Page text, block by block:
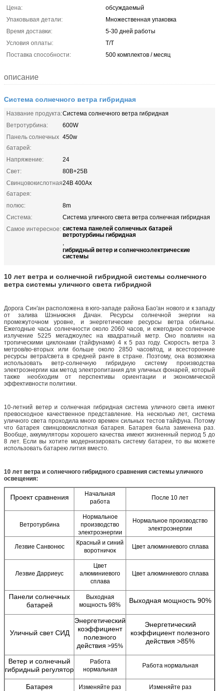
Цена:
обсуждаемый
Упаковывая детали:
Множественная упаковка
Время доставки:
5-30 дней работы
Условия оплаты:
T/T
Поставка способности:
500 комплектов / месяц
описание
Система солнечного ветра гибридная
Название продукта:Система солнечного ветра гибридная
Ветротурбина:
600W
Панель солнечных
батарей:
450w
Напряжение:
24
Свет:
80В+25В
Свинцовокислотная
батарея:
24В 400Ах
полюс:
8m
Система:
Система уличного света ветра солнечная гибридная
Самое интересное: система панелей солнечных батарей
ветротурбины гибридная
,
гибридный ветер и солнечноэлектрические
системы
10 лет ветра и солнечной гибридной системы солнечного
ветра системы уличного света гибридной
Дорога Син'ан расположена в юго-западе района Бао'ан нового и к западу
от залива Шэньчжэня Дачан. Ресурсы солнечной энергии на
промежуточном уровне, и энергетические ресурсы ветра обильны.
Ежегодные часы солнечности около 2060 часов, и ежегодное солнечное
излучение 5225 мегаджоулес на квадратный метр. Оно повлиян на
тропическими циклонами (тайфунами) 4 к 5 раз году. Скорость ветра 3
метров/во-вторых или больше около 2850 часов/год, и всесторонние
ресурсы ветра/света в средней ранге в стране. Поэтому, она возможна
использовать ветр-солнечную гибридную систему производства
электроэнергии как метод электропитания для уличных фонарей, который
также необходим от перспективы ориентации и экономической
эффективности политики.
10-летний ветер и солнечная гибридная система уличного света имеют
превосходное качественное представление. На несколько лет, система
уличного света проходила много времен сильных тестов тайфуна. Потому
что батарея свинцовокислотная батарея. Батарея была заменена раз.
Вообще, аккумуляторы хорошего качества имеют жизненный период 5 до
8 лет. Если вы хотите модернизировать систему батареи, то вы можете
использовать батарею лития вместо.
10 лет ветра и солнечного гибридного сравнения системы уличного
освещения:
Проект сравнения
Начальная
работа
После 10 лет
Ветротурбина
Нормальное
производство
электроэнергии
Нормальное производство
электроэнергии
Лезвие Санвонюс
Красный и синий
воротничок
Цвет алюминиевого сплава
Лезвие Дарриеус
Цвет
алюминиевого
сплава
Цвет алюминиевого сплава
Панели солнечных
батарей
Выходная
мощность 98%
Выходная мощность 90%
Уличный свет СИД
Энергетический
коэффициент
полезного
действия >95%
Энергетический
коэффициент полезного
действия >85%
Ветер и солнечный
гибридный регулятор
Работа
нормальная
Работа нормальная
Батарея Изменяйте раз Изменяйте раз